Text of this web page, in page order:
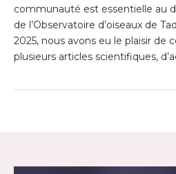
communauté est essentielle au
de l’Observatoire d’oiseaux de
2025, nous avons eu le plaisir de
plusieurs articles scientifiques,